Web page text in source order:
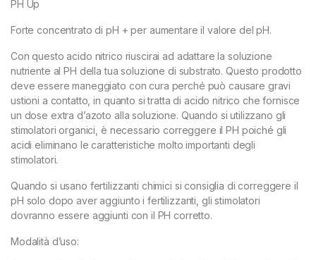
PH Up
Forte concentrato di pH + per aumentare il valore del pH.
Con questo acido nitrico riuscirai ad adattare la soluzione
nutriente al PH della tua soluzione di substrato. Questo prodotto
deve essere maneggiato con cura perché può causare gravi
ustioni a contatto, in quanto si tratta di acido nitrico che fornisce
un dose extra d’azoto alla soluzione. Quando si utilizzano gli
stimolatori organici, è necessario correggere il PH poiché gli
acidi eliminano le caratteristiche molto importanti degli
stimolatori.
Quando si usano fertilizzanti chimici si consiglia di correggere il
pH solo dopo aver aggiunto i fertilizzanti, gli stimolatori
dovranno essere aggiunti con il PH corretto.
Modalità d’uso: